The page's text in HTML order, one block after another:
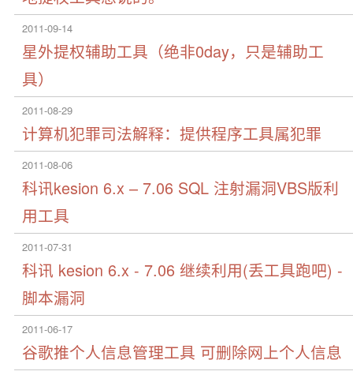
2011-09-14
星外提权辅助工具（绝非0day，只是辅助工
具）
2011-08-29
计算机犯罪司法解释：提供程序工具属犯罪
2011-08-06
科讯kesion 6.x – 7.06 SQL 注射漏洞VBS版利
用工具
2011-07-31
科讯 kesion 6.x - 7.06 继续利用(丢工具跑吧) -
脚本漏洞
2011-06-17
谷歌推个人信息管理工具 可删除网上个人信息